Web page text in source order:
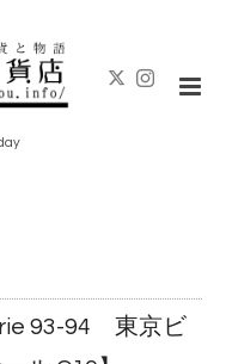
93-94 東京ビ